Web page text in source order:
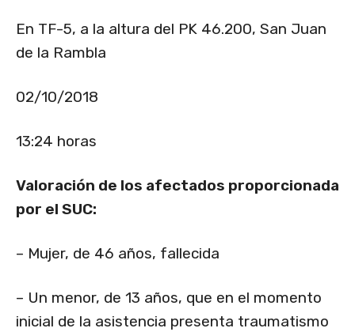
En TF-5, a la altura del PK 46.200, San Juan
de la Rambla
02/10/2018
13:24 horas
Valoración de los afectados proporcionada
por el SUC:
– Mujer, de 46 años, fallecida
– Un menor, de 13 años, que en el momento
inicial de la asistencia presenta traumatismo